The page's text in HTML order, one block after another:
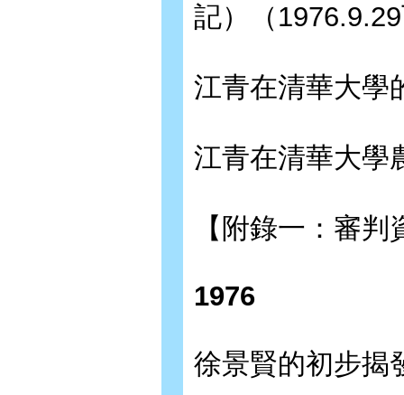
記）（
江青在清華大學
江青在清華大學
【附錄一：審判
1976
徐景賢的初步揭